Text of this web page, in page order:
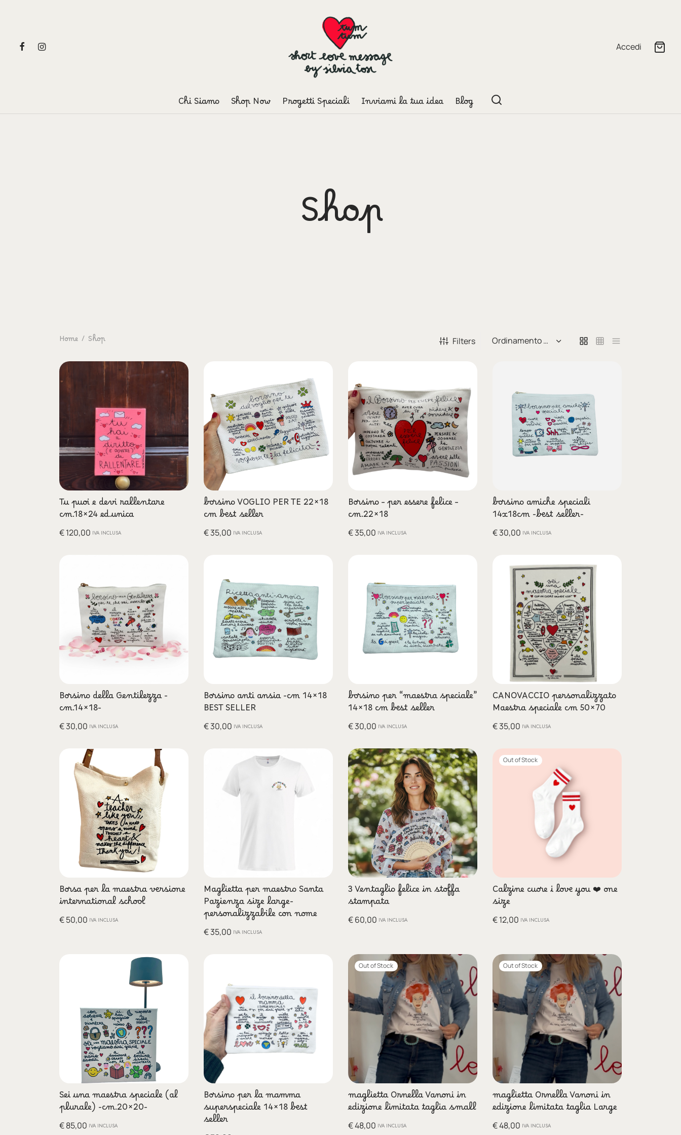
Accedi
Chi Siamo Shop Now Progetti Speciali Inviami la tua idea Blog
Shop
Home / Shop Filters
Tu puoi e devi rallentare
cm.18×24 ed.unica
€120,00 IVA INCLUSA
borsino VOGLIO PER TE 22×18
cm best seller
€35,00 IVA INCLUSA
Borsino – per essere felice –
cm.22×18
€35,00 IVA INCLUSA
borsino amiche speciali
14x18cm -best seller-
€30,00 IVA INCLUSA
Borsino della Gentilezza -
cm.14×18-
€30,00 IVA INCLUSA
Borsino anti ansia -cm 14×18
BEST SELLER
€30,00 IVA INCLUSA
borsino per “maestra speciale”
14×18 cm best seller
€30,00 IVA INCLUSA
CANOVACCIO personalizzato
Maestra speciale cm 50×70
€35,00 IVA INCLUSA
Borsa per la maestra versione
international school
€50,00 IVA INCLUSA
Maglietta per maestro Santa
Pazienza size large-
personalizzabile con nome
€35,00 IVA INCLUSA
3 Ventaglio felice in stoffa
stampata
€60,00 IVA INCLUSA
Out of Stock
Calzine cuore i love you ❤️ one
size
€12,00 IVA INCLUSA
Sei una maestra speciale (al
plurale) -cm.20×20-
€85,00 IVA INCLUSA
Borsino per la mamma
superspeciale 14×18 best
seller
Out of Stock
maglietta Ornella Vanoni in
edizione limitata taglia small
€48,00 IVA INCLUSA
Out of Stock
maglietta Ornella Vanoni in
edizione limitata taglia Large
€48,00 IVA INCLUSA